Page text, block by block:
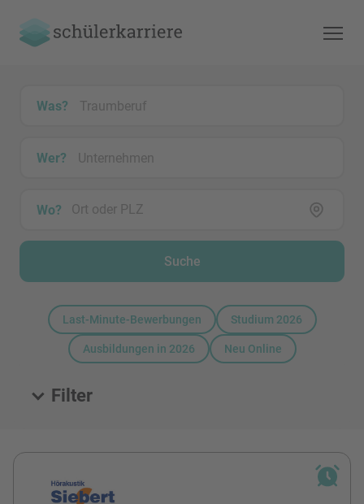
Was?
Wer?
Wo?
Suche
Last-Minute-Bewerbungen Studium 2026
Ausbildungen in 2026 Neu Online
Filter
Alle Stellen